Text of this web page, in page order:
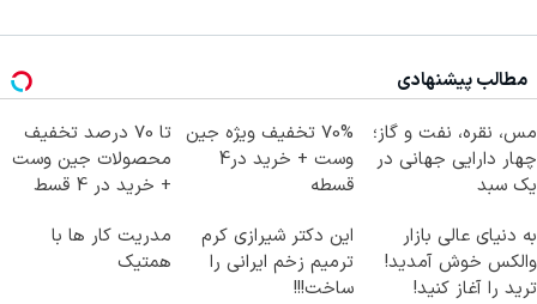
مطالب پیشنهادی
مس، نقره، نفت و گاز؛
چهار دارایی جهانی در
یک سبد
70% تخفیف ویژه جین
وست + خرید در4
قسطه
تا 70 درصد تخفیف
محصولات جین وست
+ خرید در 4 قسط
به دنیای عالی بازار
والکس خوش آمدید!
ترید را آغاز کنید!
این دکتر شیرازی کرم
ترمیم زخم ایرانی را
ساخت!!!
مدریت کار ها با
همتیک